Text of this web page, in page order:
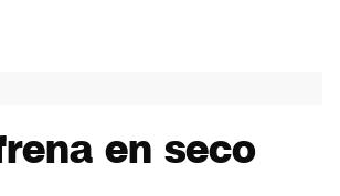
en seco